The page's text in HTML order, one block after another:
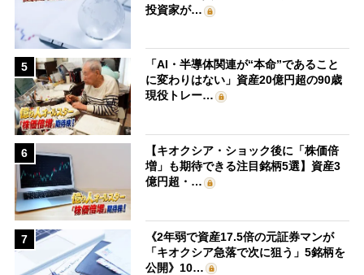
投資家が…
5
「AI・半導体関連が“本命”であること
に変わりはない」資産20億円超の90歳
現役トレー…
6
【キオクシア・ショック後に「株価倍
増」も期待できる注目銘柄5選】資産3
億円超・…
7
《2年弱で資産17.5倍の元証券マンが
「キオクシア急落で次に狙う」5銘柄を
公開》10…